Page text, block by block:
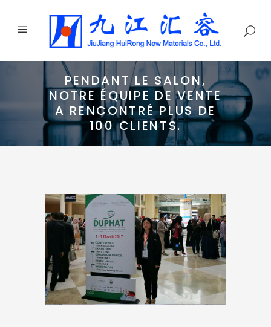
PENDANT LE SALON,
NOTRE ÉQUIPE DE VENTE
A RENCONTRÉ PLUS DE
100 CLIENTS.